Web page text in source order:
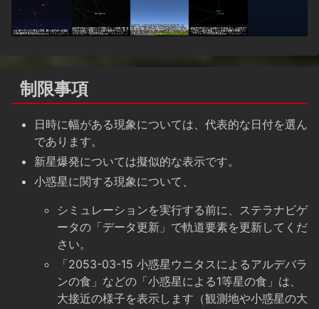
制限事項
日時に幅がある現象については、代表的な日付を選ん
であります。
新星爆発については擬似的な表示です。
小惑星に関する現象について、
シミュレーションを実行する前に、ステラナビゲ
ータの「データ更新」で軌道要素を更新してくだ
さい。
「2053-03-15 小惑星ウニタスによるアルデバラ
ンの食」などの「小惑星による1等星の食」は、
大接近の様子を表示します（観測地や小惑星の大